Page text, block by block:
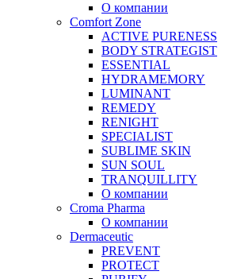
О компании
Comfort Zone
ACTIVE PURENESS
BODY STRATEGIST
ESSENTIAL
HYDRAMEMORY
LUMINANT
REMEDY
RENIGHT
SPECIALIST
SUBLIME SKIN
SUN SOUL
TRANQUILLITY
О компании
Croma Pharma
О компании
Dermaceutic
PREVENT
PROTECT